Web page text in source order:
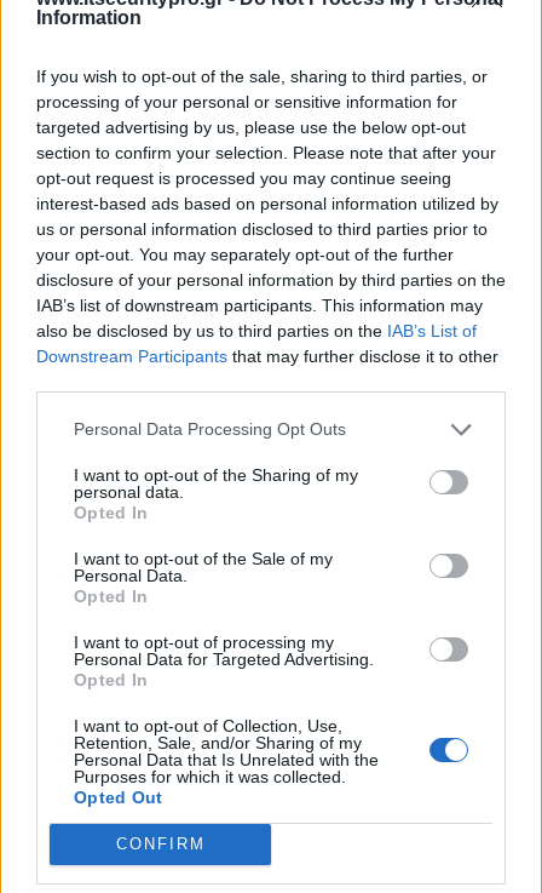
Information
If you wish to opt-out of the sale, sharing to third parties, or
processing of your personal or sensitive information for
targeted advertising by us, please use the below opt-out
section to confirm your selection. Please note that after your
opt-out request is processed you may continue seeing
interest-based ads based on personal information utilized by
us or personal information disclosed to third parties prior to
your opt-out. You may separately opt-out of the further
disclosure of your personal information by third parties on the
IAB’s list of downstream participants. This information may
also be disclosed by us to third parties on the IAB’s List of
Downstream Participants that may further disclose it to other
Personal Data Processing Opt Outs
I want to opt-out of the Sharing of my
personal data.
Opted In
I want to opt-out of the Sale of my
Personal Data.
Opted In
I want to opt-out of processing my
Personal Data for Targeted Advertising.
Opted In
I want to opt-out of Collection, Use,
Retention, Sale, and/or Sharing of my
Personal Data that Is Unrelated with the
Purposes for which it was collected.
Opted Out
CONFIRM